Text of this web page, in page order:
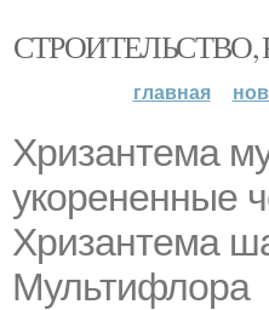
главная
Хризантема
укорененные
Хризантема
Мультифлора